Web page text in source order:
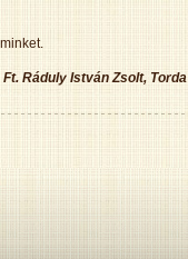
Ft. Ráduly István Zsolt, Torda